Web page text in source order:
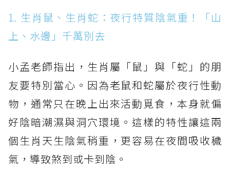
1. 生肖鼠、生肖蛇：夜行特質陰氣重！「山
上、水邊」千萬別去
小孟老師指出，生肖屬「鼠」與「蛇」的朋
友要特別當心。因為老鼠和蛇屬於夜行性動
物，通常只在晚上出來活動覓食，本身就偏
好陰暗潮濕與洞穴環境。這樣的特性讓這兩
個生肖天生陰氣稍重，更容易在夜間吸收穢
氣，導致煞到或卡到陰。